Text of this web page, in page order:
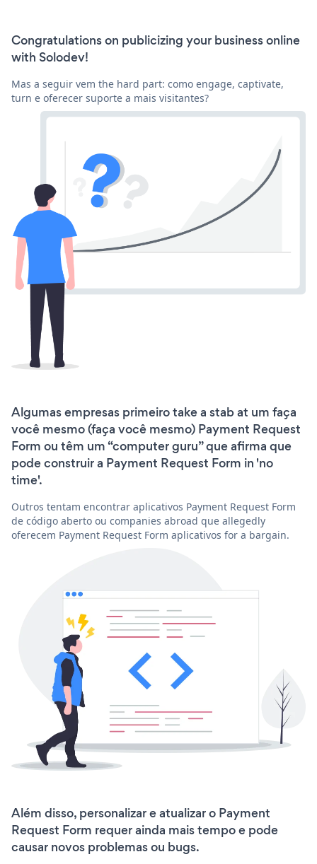
Congratulations on publicizing your business online
with Solodev!
Mas a seguir vem the hard part: como engage, captivate,
turn e oferecer suporte a mais visitantes?
Algumas empresas primeiro take a stab at um faça
você mesmo (faça você mesmo) Payment Request
Form ou têm um “computer guru” que afirma que
pode construir a Payment Request Form in 'no
time'.
Outros tentam encontrar aplicativos Payment Request Form
de código aberto ou companies abroad que allegedly
oferecem Payment Request Form aplicativos for a bargain.
Além disso, personalizar e atualizar o Payment
Request Form requer ainda mais tempo e pode
causar novos problemas ou bugs.